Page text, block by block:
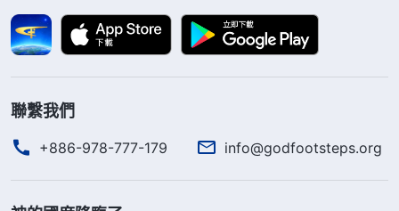
聯繫我們
+886-978-777-179 info@godfootsteps.org